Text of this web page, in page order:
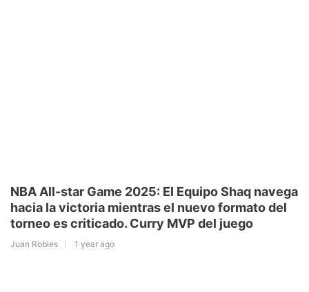
NBA All-star Game 2025: El Equipo Shaq navega
hacia la victoria mientras el nuevo formato del
torneo es criticado. Curry MVP del juego
Juan Robles 1 year ago